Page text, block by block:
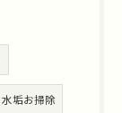
水垢お掃除